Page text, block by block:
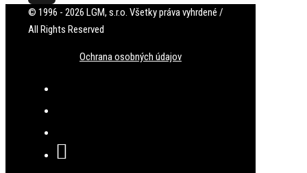
MySpace
© 1996 - 2026 LGM, s.r.o. Všetky práva vyhrdené /
All Rights Reserved
Ochrana osobných údajov